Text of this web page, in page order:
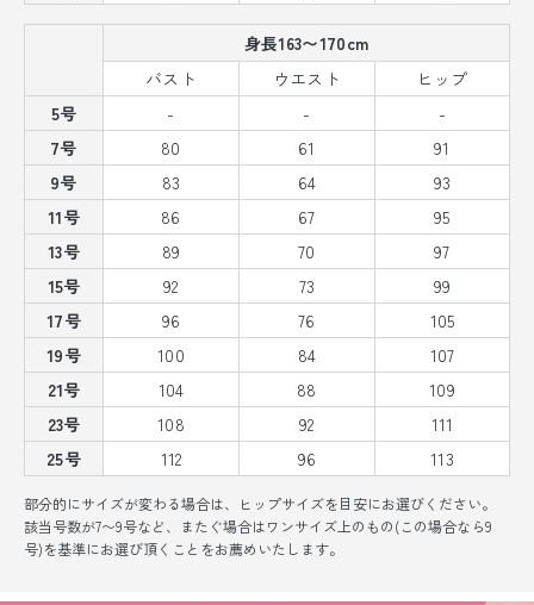
身長163〜170cm
バスト
ウエスト
ヒップ
5号
- -
-
7号
80 61
91
9号
83 64
93
11号
86 67
95
13号
89 70
97
15号
92 73
99
17号
96 76
105
19号
100 84
107
21号
104 88
109
23号
108 92
111
25号
112 96 113
部分的にサイズが変わる場合は、ヒップサイズを目安にお選びください。
該当号数が7〜9号など、またぐ場合はワンサイズ上のもの(この場合なら9
号)を基準にお選び頂くことをお薦めいたします。